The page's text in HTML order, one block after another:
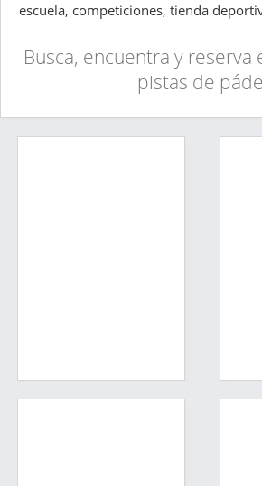
escuela, competiciones, tienda
Busca, encuentra y reserva
pistas de